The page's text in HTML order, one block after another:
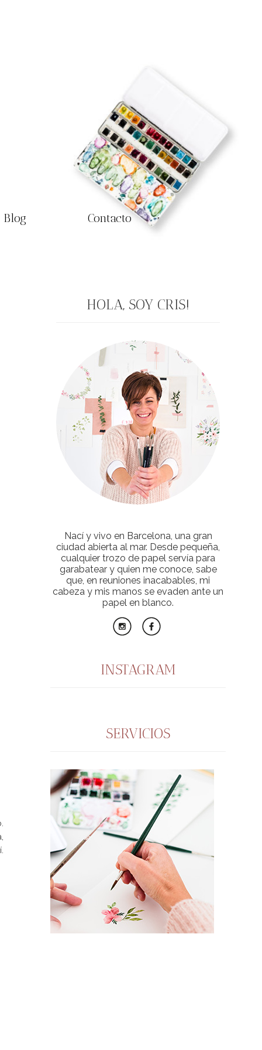
Blog Contacto
HOLA, SOY CRIS!
Nací y vivo en Barcelona, una gran
ciudad abierta al mar. Desde pequeña,
cualquier trozo de papel servía para
garabatear y quien me conoce, sabe
que, en reuniones inacabables, mi
cabeza y mis manos se evaden ante un
papel en blanco.
INSTAGRAM
SERVICIOS